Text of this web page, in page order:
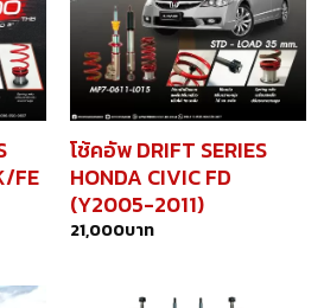
FE
โช้คอัพ DRIFT SERIES
HONDA CIVIC FD
(Y2005-2011)
21,000บาท